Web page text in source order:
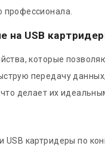
на USB
которые
передачу
делает их
картридеры по